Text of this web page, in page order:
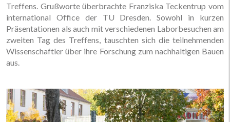
Treffens. Grußworte überbrachte Franziska Teckentrup vom
international Office der TU Dresden. Sowohl in kurzen
Präsentationen als auch mit verschiedenen Laborbesuchen am
zweiten Tag des Treffens, tauschten sich die teilnehmenden
Wissenschaftler über ihre Forschung zum nachhaltigen Bauen
aus.